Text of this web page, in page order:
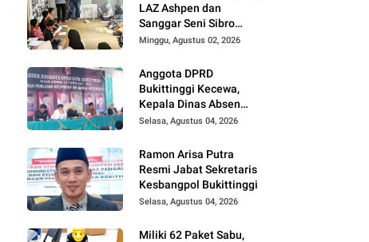
LAZ Ashpen dan
Sanggar Seni Sibro
Hadirkan Bimbel
Anak-anak
Minggu, Agustus 02, 2026
Anggota DPRD
Bukittinggi Kecewa,
Kepala Dinas Absen
pada Reses Masa
2025/ 2026.
Selasa, Agustus 04, 2026
Ramon Arisa Putra
Resmi Jabat Sekretaris
Kesbangpol Bukittinggi
Selasa, Agustus 04, 2026
Miliki 62 Paket Sabu,